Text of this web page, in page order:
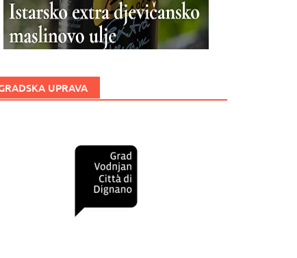
UPRAVA